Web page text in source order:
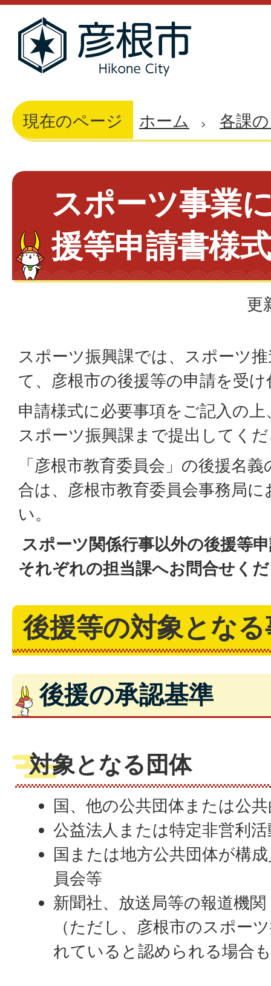
現在のページ ホーム 各課
スポーツ事業
援等申請書様式
更
スポーツ振興課では、スポーツ
て、彦根市の後援等の申請を受
申請様式に必要事項をご記入の
スポーツ振興課まで提出してく
「彦根市教育委員会」の後援名
合は、彦根市教育委員会事務局
い。
スポーツ関係行事以外の後援等
それぞれの担当課へお問合せく
後援等の対象とな
後援の承認基準
対象となる団体
国、他の公共団体または公
公益法人または特定非営利
国または地方公共団体が構
員会等
新聞社、放送局等の報道機関
（ただし、彦根市のスポー
れていると認められる場合